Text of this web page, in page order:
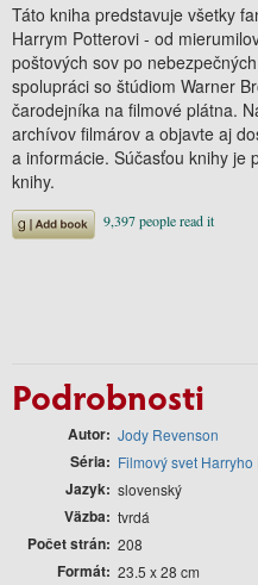
Táto kniha predstavuje všetky
Harrym Potterovi - od
poštových sov po
spolupráci so štúdiom Warner
čarodejníka na filmové plátna.
archívov filmárov a objavte aj
a informácie. Súčasťou knihy je
knihy.
Podrobnosti
Autor Jody Revenson
Séria Filmový svet Harryho
Jazyk slovenský
Väzba tvrdá
Počet strán 208
Formát 23.5 x 28 cm